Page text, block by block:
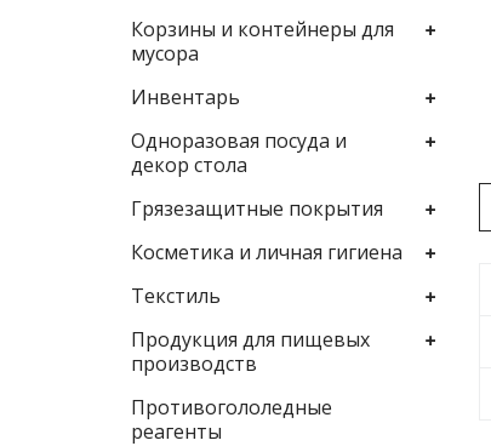
Корзины и контейнеры для
мусора
Инвентарь
Одноразовая посуда и
декор стола
Грязезащитные покрытия
Косметика и личная гигиена
Текстиль
Продукция для пищевых
производств
Противогололедные
реагенты